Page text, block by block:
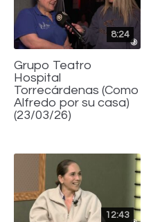
8:24
Grupo Teatro
Hospital
Torrecárdenas (Como
Alfredo por su casa)
(23/03/26)
12:43